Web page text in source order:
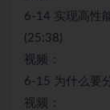
6-14 实现高性
(25:38)
视频：
6-15 为什么要
视频：